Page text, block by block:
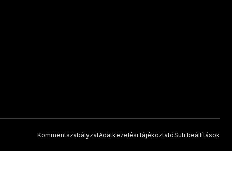
KommentszabályzatAdatkezelési tájékoztatóSüti beállítások